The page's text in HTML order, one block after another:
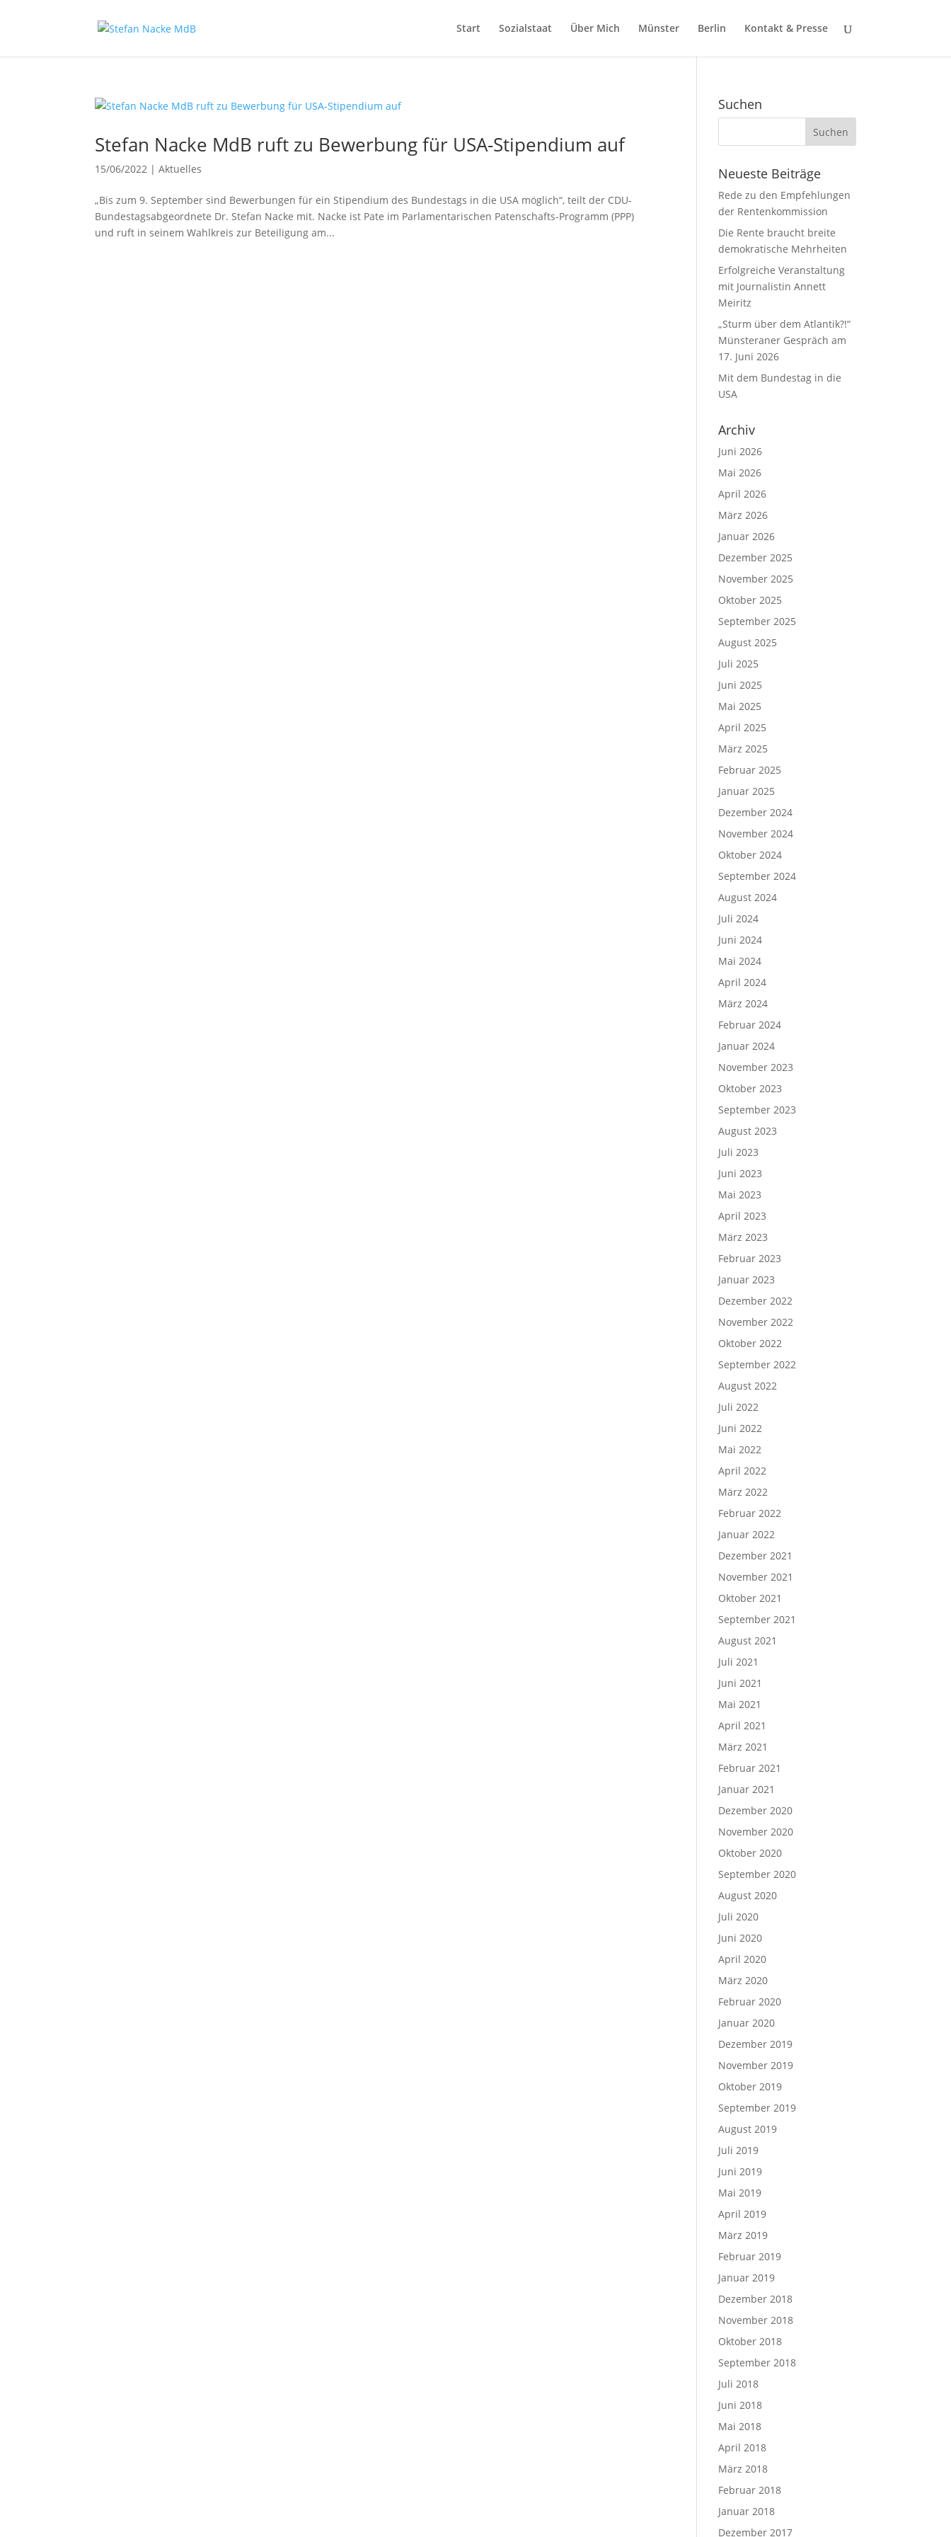
Start Sozialstaat Über Mich Münster Berlin Kontakt & Presse
Stefan Nacke MdB ruft zu Bewerbung für USA-Stipendium auf
15/06/2022 |Aktuelles
„Bis zum 9. September sind Bewerbungen für ein Stipendium des Bundestags in die USA möglich“, teilt der CDU-
Bundestagsabgeordnete Dr. Stefan Nacke mit. Nacke ist Pate im Parlamentarischen Patenschafts-Programm (PPP)
und ruft in seinem Wahlkreis zur Beteiligung am...
Suchen
Neueste Beiträge
Rede zu den Empfehlungen
der Rentenkommission
Die Rente braucht breite
demokratische Mehrheiten
Erfolgreiche Veranstaltung
mit Journalistin Annett
Meiritz
„Sturm über dem Atlantik?!“
Münsteraner Gespräch am
17. Juni 2026
Mit dem Bundestag in die
USA
Archiv
Juni 2026
Mai 2026
April 2026
März 2026
Januar 2026
Dezember 2025
November 2025
Oktober 2025
September 2025
August 2025
Juli 2025
Juni 2025
Mai 2025
April 2025
März 2025
Februar 2025
Januar 2025
Dezember 2024
November 2024
Oktober 2024
September 2024
August 2024
Juli 2024
Juni 2024
Mai 2024
April 2024
März 2024
Februar 2024
Januar 2024
November 2023
Oktober 2023
September 2023
August 2023
Juli 2023
Juni 2023
Mai 2023
April 2023
März 2023
Februar 2023
Januar 2023
Dezember 2022
November 2022
Oktober 2022
September 2022
August 2022
Juli 2022
Juni 2022
Mai 2022
April 2022
März 2022
Februar 2022
Januar 2022
Dezember 2021
November 2021
Oktober 2021
September 2021
August 2021
Juli 2021
Juni 2021
Mai 2021
April 2021
März 2021
Februar 2021
Januar 2021
Dezember 2020
November 2020
Oktober 2020
September 2020
August 2020
Juli 2020
Juni 2020
April 2020
März 2020
Februar 2020
Januar 2020
Dezember 2019
November 2019
Oktober 2019
September 2019
August 2019
Juli 2019
Juni 2019
Mai 2019
April 2019
März 2019
Februar 2019
Januar 2019
Dezember 2018
November 2018
Oktober 2018
September 2018
Juli 2018
Juni 2018
Mai 2018
April 2018
März 2018
Februar 2018
Januar 2018
Dezember 2017